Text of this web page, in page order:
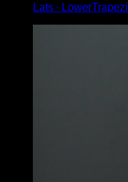
Lats ∙